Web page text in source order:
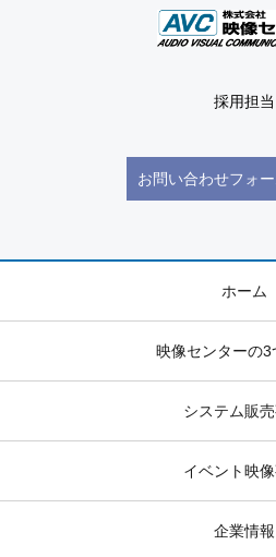
採用担当
お問い合わせフォ
ホーム
映像センターの3
システム販
イベント映
企業情報